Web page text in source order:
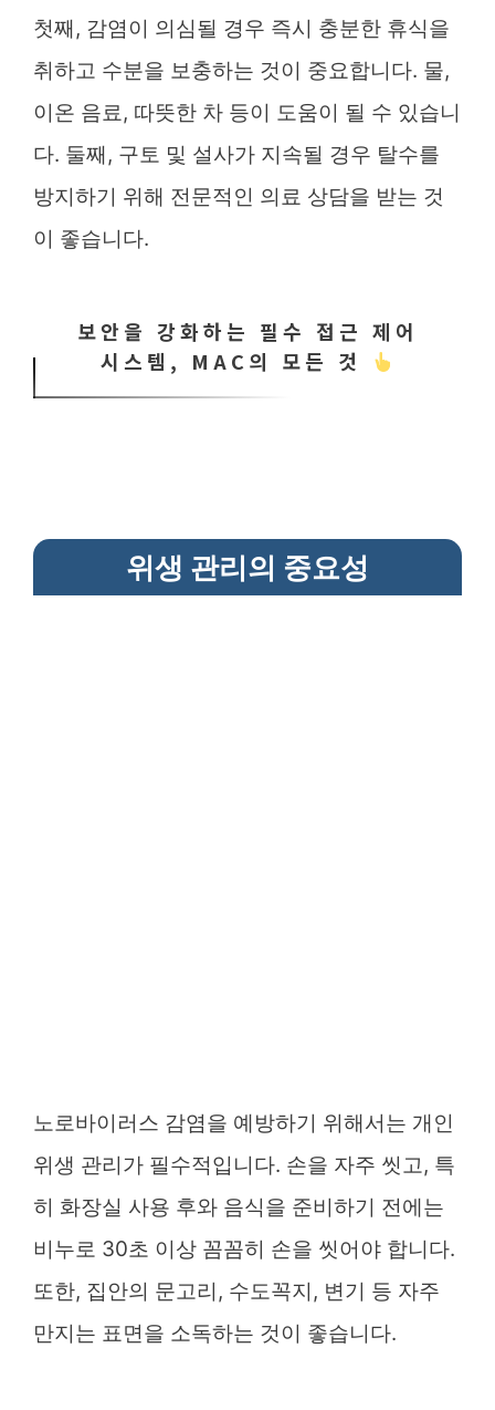
첫째, 감염이 의심될 경우 즉시 충분한 휴식을
취하고 수분을 보충하는 것이 중요합니다. 물,
이온 음료, 따뜻한 차 등이 도움이 될 수 있습니
다. 둘째, 구토 및 설사가 지속될 경우 탈수를
방지하기 위해 전문적인 의료 상담을 받는 것
이 좋습니다.
보안을 강화하는 필수 접근 제어
시스템, MAC의 모든 것
위생 관리의 중요성
노로바이러스 감염을 예방하기 위해서는 개인
위생 관리가 필수적입니다. 손을 자주 씻고, 특
히 화장실 사용 후와 음식을 준비하기 전에는
비누로 30초 이상 꼼꼼히 손을 씻어야 합니다.
또한, 집안의 문고리, 수도꼭지, 변기 등 자주
만지는 표면을 소독하는 것이 좋습니다.